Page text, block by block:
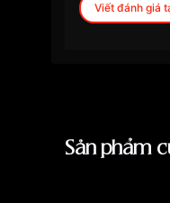
Viết đánh giá
Sản phẩm